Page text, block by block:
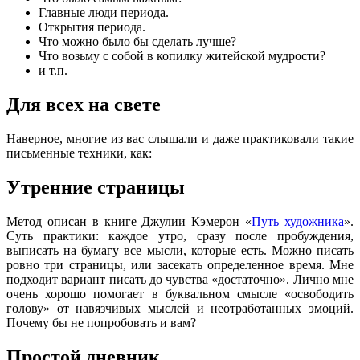
Главные люди периода.
Открытия периода.
Что можно было бы сделать лучше?
Что возьму с собой в копилку житейской мудрости?
и т.п.
Для всех на свете
Наверное, многие из вас слышали и даже практиковали такие
письменные техники, как:
Утренние страницы
Метод описан в книге Джулии Кэмерон «Путь художника».
Суть практики: каждое утро, сразу после пробуждения,
выписать на бумагу все мысли, которые есть. Можно писать
ровно три страницы, или засекать определенное время. Мне
подходит вариант писать до чувства «достаточно». Лично мне
очень хорошо помогает в буквальном смысле «освободить
голову» от навязчивых мыслей и неотработанных эмоций.
Почему бы не попробовать и вам?